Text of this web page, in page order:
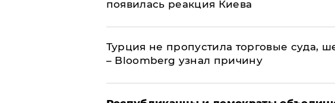
появилась реакция Киева
Турция не пропустила торговые суда,
– Bloomberg узнал причину